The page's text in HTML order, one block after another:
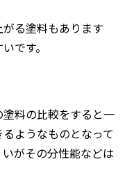
る塗料もあります
です。
料の比較をすると一
ようなものとなって
がその分性能などは